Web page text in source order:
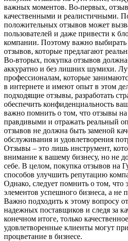
важных моментов. Во-первых,
качественными и реалистичными.
положительных отзывов может
пользователей и даже привести к
компании. Поэтому важно
отзывов, которые предлагают
Во-вторых, покупка отзывов должна
аккуратно и без лишних шумихи.
профессионалам, которые
в интернете и имеют опыт в этом
подходящие отзывы, разработать
обеспечить конфиденциальность
важно помнить о том, что отзывы
правдивыми и отражать реальный
отзывов не должна быть заменой
обслуживания и удовлетворения
Отзывы – это лишь инструмент,
внимание к вашему бизнесу, но не
себе. В целом, покупка отзывов на
способов улучшить репутацию
Однако, следует помнить о том, что
элементов успешного бизнеса, а не
Важно подходить к этому вопросу
надежных поставщиков и следя за
конечном итоге, только
удовлетворенные клиенты могут
процветание в бизнесе.